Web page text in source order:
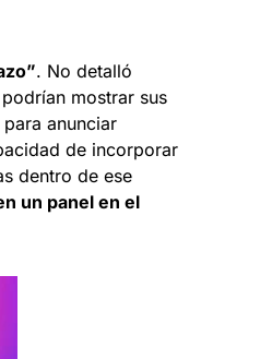
. No detalló
mostrar sus
anunciar
de incorporar
dentro de ese
un panel en el